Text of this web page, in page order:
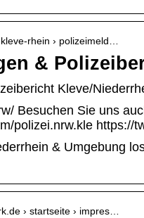
rhein › polizeimeld…
&
Kleve/
Besuchen Sie uns
polizei.nrw.kle https://
& Umgebung
› startseite › impres…